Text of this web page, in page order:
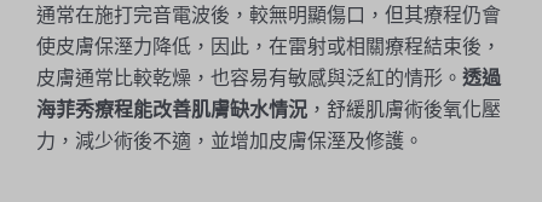
通常在施打完音電波後，較無明顯傷口，但其療程仍會
使皮膚保溼力降低，因此，在雷射或相關療程結束後，
皮膚通常比較乾燥，也容易有敏感與泛紅的情形。 透過
海菲秀療程能改善肌膚缺水情況 ，舒緩肌膚術後氧化壓
力，減少術後不適，並增加皮膚保溼及修護。